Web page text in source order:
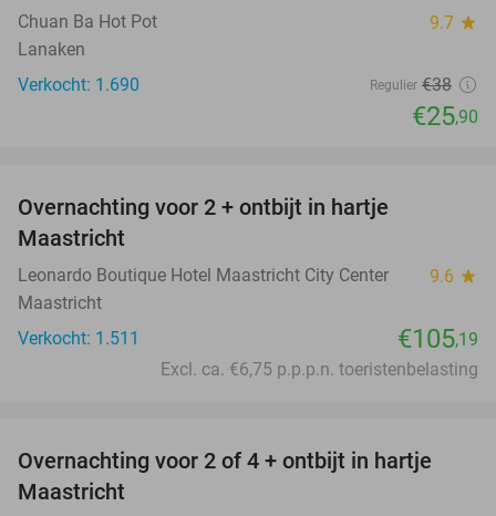
Chuan Ba Hot Pot 9.7 star
Lanaken
Verkocht: 1.690
Regulier €38
€25,90
Overnachting voor 2 + ontbijt in hartje
Maastricht
Leonardo Boutique Hotel Maastricht City Center 9.6 star
Maastricht
Verkocht: 1.511
€105,19
Excl. ca. €6,75 p.p.p.n. toeristenbelasting
26%
Overnachting voor 2 of 4 + ontbijt in hartje
Maastricht